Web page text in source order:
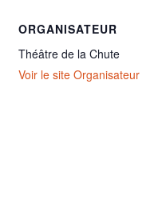
ORGANISATEUR
Théâtre de la Chute
Voir le site Organisateur